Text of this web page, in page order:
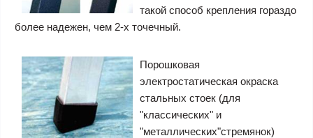
такой способ крепления гораздо
более надежен, чем 2-х точечный.
Порошковая
электростатическая окраска
стальных стоек (для
"классических" и
"металлических"стремянок)